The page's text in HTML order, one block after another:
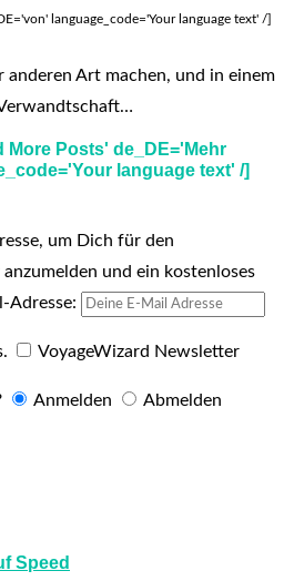
language_code='Your language text' /]
anderen Art machen, und in einem
More Posts' de_DE='Mehr
language text' /]
um Dich für den
und ein kostenloses
Adresse:
VoyageWizard Newsletter
Anmelden Abmelden
Speed